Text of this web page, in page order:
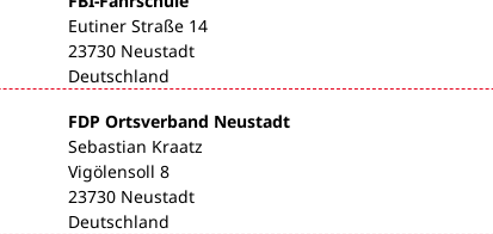
Eutiner Straße 14
23730 Neustadt
Deutschland
FDP Ortsverband Neustadt
Sebastian Kraatz
Vigölensoll 8
23730 Neustadt
Deutschland